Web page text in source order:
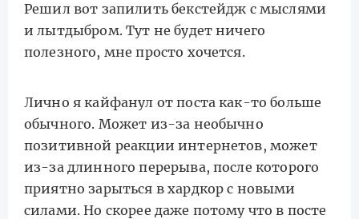
Решил вот запилить бекстейдж с мыслями
и лытдыбром. Тут не будет ничего
полезного, мне просто хочется.
Лично я кайфанул от поста как-то больше
обычного. Может из-за необычно
позитивной реакции интернетов, может
из-за длинного перерыва, после которого
приятно зарыться в хардкор с новыми
силами. Но скорее даже потому что в посте